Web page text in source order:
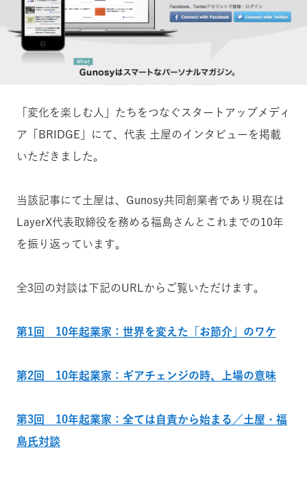
「変化を楽しむ人」たちをつなぐスタートアップメディ
ア「BRIDGE」にて、代表 土屋のインタビューを掲載
いただきました。
当該記事にて土屋は、Gunosy共同創業者であり現在は
LayerX代表取締役を務める福島さんとこれまでの10年
を振り返っています。
全3回の対談は下記のURLからご覧いただけます。
第1回 10年起業家：世界を変えた「お節介」のワケ
第2回 10年起業家：ギアチェンジの時、上場の意味
第3回 10年起業家：全ては自責から始まる／土屋・福
島氏対談